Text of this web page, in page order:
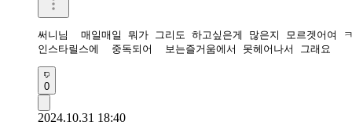
써니님  매일매일 뭐가 그리도 하고싶은게 많은지 모르겟어여
인스타릴스에  중독되어  보는즐거움에서 못헤어나서 그래요
0
2024.10.31 18:40